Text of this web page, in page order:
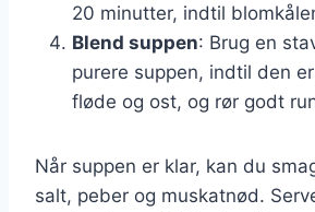
20 minutter, indtil
Blend suppen: Brug en
purere suppen, indtil den
fløde og ost, og rør godt
Når suppen er klar, kan du
salt, peber og muskatnød.